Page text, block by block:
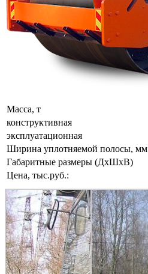
Масса, т
конструктивная
эксплуатационная
Ширина уплотняемой полосы, мм
Габаритные размеры (ДxШxВ)
Цена, тыс.руб.: